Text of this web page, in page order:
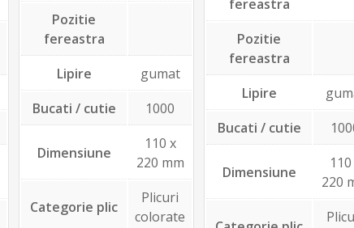
Pozitie
fereastra
Lipire
gumat
Bucati / cutie
1000
Dimensiune
110 x
220 mm
Categorie plic
Plicuri
colorate
fereastra
Pozitie
fereastra
Lipire
Bucati / cutie
Dimensiune
220